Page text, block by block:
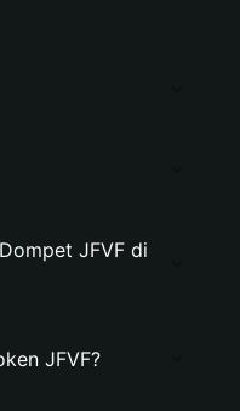
JFVF di
JFVF?